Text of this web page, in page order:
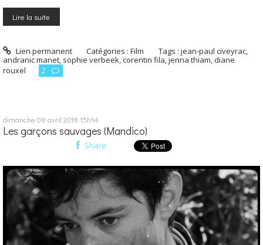
Lire la suite
Lien permanent Catégories :Film Tags :jean-paul civeyrac,
andranic manet, sophie verbeek,corentin fila,jenna thiam, diane
rouxel
2
dimanche 08 avril 2018 15h14
Les garçons sauvages (Mandico)
Share